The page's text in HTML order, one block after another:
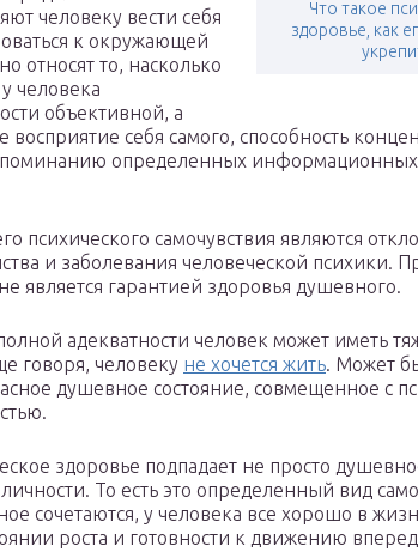
Что такое
здоровье, как
человеку вести себя
к окружающей
относят то, насколько
человека
объективной, а
восприятие себя самого, способность
определенных
психического самочувствия являются
и заболевания человеческой психики.
является гарантией здоровья душевного.
адекватности человек может иметь
говоря, человеку не хочется жить. Может
душевное состояние, совмещенное с
здоровье подпадает не просто
То есть это определенный вид
сочетаются, у человека все хорошо в
роста и готовности к движению